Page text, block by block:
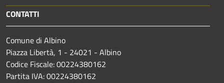
CONTATTI
Comune di Albino
Piazza Libertà, 1 - 24021 - Albino
Codice Fiscale: 00224380162
Partita IVA: 00224380162